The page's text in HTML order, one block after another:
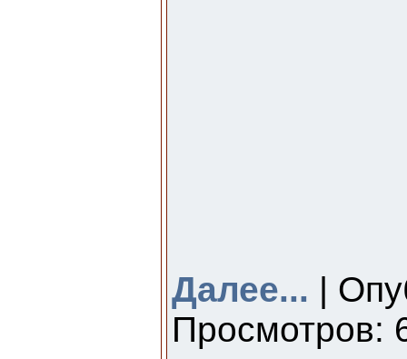
Далее... |
Просмотров: